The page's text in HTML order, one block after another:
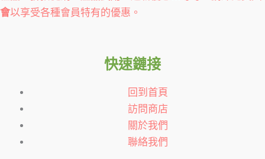
會以享受各種會員特有的優惠。
快速鏈接
回到首頁
訪問商店
關於我們
聯絡我們